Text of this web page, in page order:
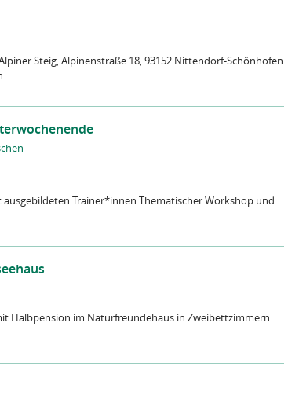
Steig, Alpinenstraße 18, 93152 Nittendorf-Schönhofen
:...
Trainer*innen Thematischer Workshop und
Halbpension im Naturfreundehaus in Zweibettzimmern